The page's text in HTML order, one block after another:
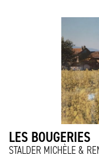
LES BOUGERIES
STALDER MICHÈLE &